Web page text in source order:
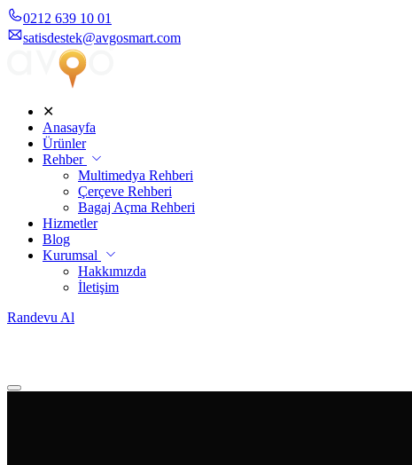
0212 639 10 01
satisdestek@avgosmart.com
✕
Anasayfa
Ürünler
Rehber
Multimedya Rehberi
Çerçeve Rehberi
Bagaj Açma Rehberi
Hizmetler
Blog
Kurumsal
Hakkımızda
İletişim
Randevu Al